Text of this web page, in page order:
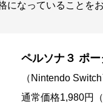
になっていることを
ペルソナ３ ポー
（Nintendo
通常価格1,980円（